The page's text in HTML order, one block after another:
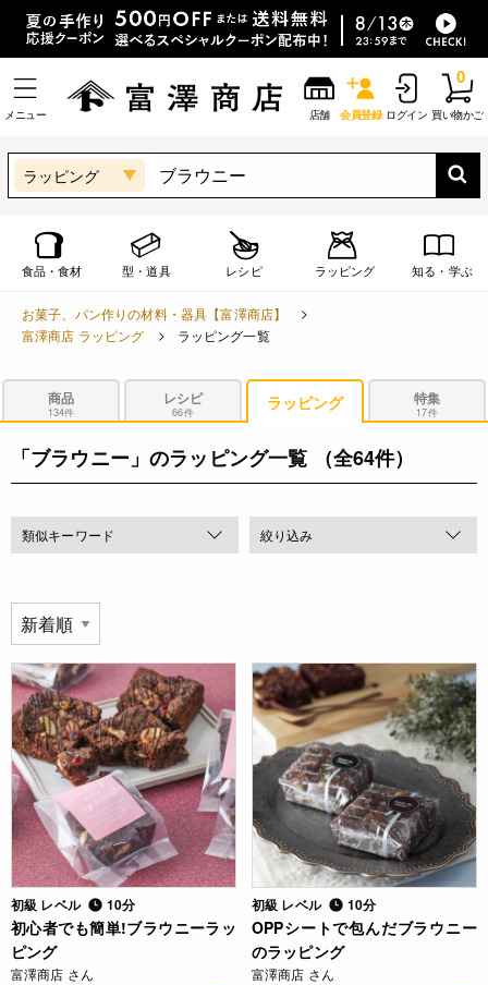
メニュー 店舗 会員登録 ログイン 買い物かご
0
ラッピング
食品・食材 型・道具 レシピ ラッピング 知る・学ぶ
お菓子、パン作りの材料・器具【富澤商店】
富澤商店 ラッピング
ラッピング一覧
商品
134件
レシピ
66件 ラッピング 特集
17件
「ブラウニー」のラッピング一覧 （全64件）
類似キーワード 絞り込み
初級 レベル 10分
初心者でも簡単!ブラウニーラッ
ピング
富澤商店 さん
初級 レベル 10分
OPPシートで包んだブラウニー
のラッピング
富澤商店 さん